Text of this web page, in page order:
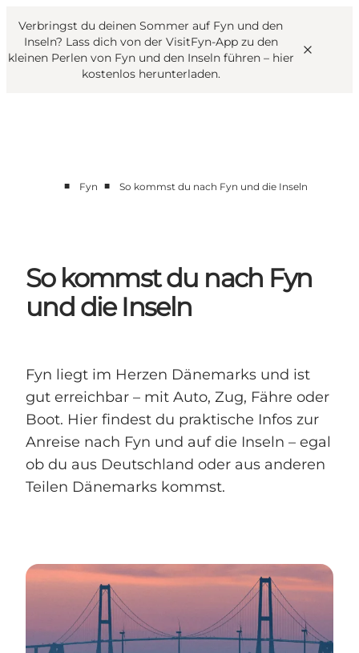
Verbringst du deinen Sommer auf Fyn und den
Inseln? Lass dich von der VisitFyn-App zu den
kleinen Perlen von Fyn und den Inseln führen – hier
kostenlos herunterladen.
Outdoor & bike
VisitFyn
Deutsch
■ Fyn ■ So kommst du nach Fyn und die Inseln
So kommst du nach Fyn
und die Inseln
Fyn liegt im Herzen Dänemarks und ist
gut erreichbar – mit Auto, Zug, Fähre oder
Boot. Hier findest du praktische Infos zur
Anreise nach Fyn und auf die Inseln – egal
ob du aus Deutschland oder aus anderen
Teilen Dänemarks kommst.